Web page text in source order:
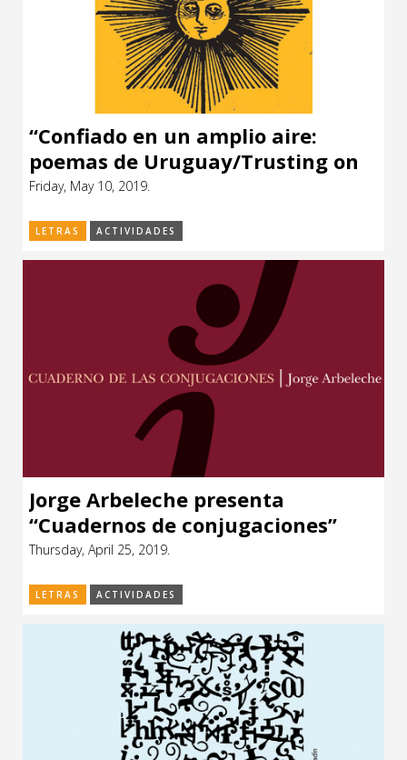
“Confiado en un amplio aire:
poemas de Uruguay/Trusting on
the wide air: poems of Uruguay”,
Chalar.
Friday, May 10, 2019.
LETRAS ACTIVIDADES
Jorge Arbeleche presenta
“Cuadernos de conjugaciones”
Thursday, April 25, 2019.
LETRAS ACTIVIDADES